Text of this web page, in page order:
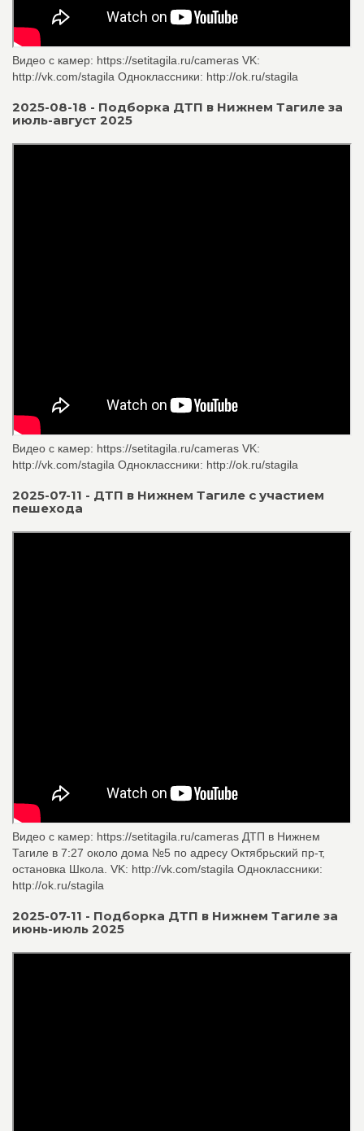
Видео с камер: https://setitagila.ru/cameras VK:
http://vk.com/stagila Одноклассники: http://ok.ru/stagila
2025-08-18 - Подборка ДТП в Нижнем Тагиле за
июль-август 2025
Видео с камер: https://setitagila.ru/cameras VK:
http://vk.com/stagila Одноклассники: http://ok.ru/stagila
2025-07-11 - ДТП в Нижнем Тагиле с участием
пешехода
Видео с камер: https://setitagila.ru/cameras ДТП в Нижнем
Тагиле в 7:27 около дома №5 по адресу Октябрьский пр-т,
остановка Школа. VK: http://vk.com/stagila Одноклассники:
http://ok.ru/stagila
2025-07-11 - Подборка ДТП в Нижнем Тагиле за
июнь-июль 2025